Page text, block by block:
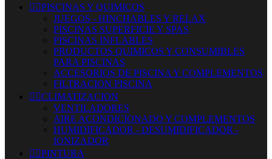
 PISCINAS Y QUIMICOS
JUEGOS - HINCHABLES Y RELAX
PISCINAS SUPERFICIE Y SPAS
PISCINAS INFLABLES
PRODUCTOS QUIMICOS Y CONSUMIBLES
PARA PISCINAS
ACCESORIOS DE PISCINA Y COMPLEMENTOS
FILTRACION PISCINA
 CLIMATIZACION
VENTILADORES
AIRE ACONDICIONADO Y COMPLEMENTOS
HUMIDIFICADOR - DESUMIDIFICADOR -
IONIZADOR
 PINTURA